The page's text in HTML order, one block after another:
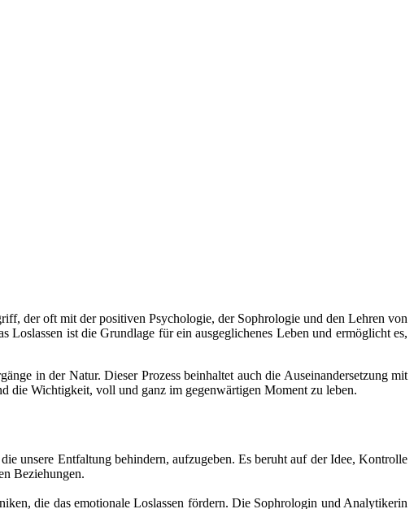
der oft mit der positiven Psychologie, der Sophrologie und den Lehren von
ist die Grundlage für ein ausgeglichenes Leben und ermöglicht es,
in der Natur. Dieser Prozess beinhaltet auch die Auseinandersetzung mit
die Wichtigkeit, voll und ganz im gegenwärtigen Moment zu leben.
unsere Entfaltung behindern, aufzugeben. Es beruht auf der Idee, Kontrolle
Beziehungen.
die das emotionale Loslassen fördern. Die Sophrologin und Analytikerin